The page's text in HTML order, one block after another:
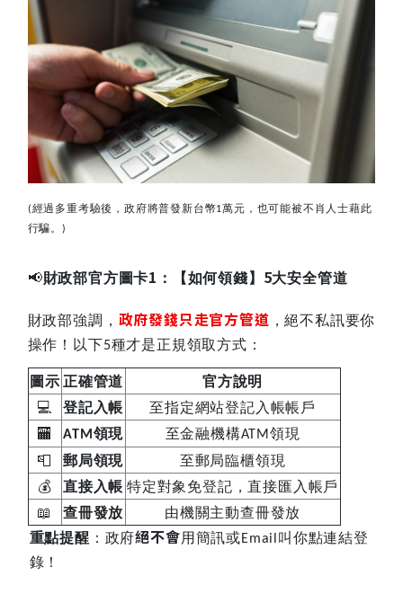
(經過多重考驗後，政府將普發新台幣1萬元，也可能被不肖人士藉此
行騙。)
📢財政部官方圖卡1 ：【如何領錢】 5大安全管道
財政部強調， 政府發錢只走官方管道 ，絕不私訊要你
操作！以下5種才是正規領取方式：
圖示 正確管道
官方說明
💻
登記入帳
至指定網站登記入帳帳戶
🏧
ATM 領現 至金融機構ATM領現
📮
郵局領現
至郵局臨櫃領現
💰
直接入帳 特定對象免登記，直接匯入帳戶
📖
查冊發放
由機關主動查冊發放
重點提醒 ：政府絕不會用簡訊或Email 叫你點連結登
錄！